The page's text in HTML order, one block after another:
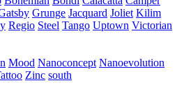
Grunge Jacquard Joliet Kilim
Regio Steel Tango Uptown Victorian
Mood Nanoconcept Nanoevolution
Zinc south